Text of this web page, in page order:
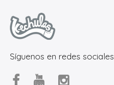
Síguenos en redes sociales